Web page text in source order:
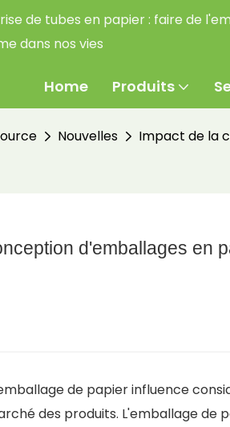
de tubes en papier : faire de
dans nos vies
Home Produits
Nouvelles Impact de la
d'emballages en
de papier influence
des produits. L'emballage de